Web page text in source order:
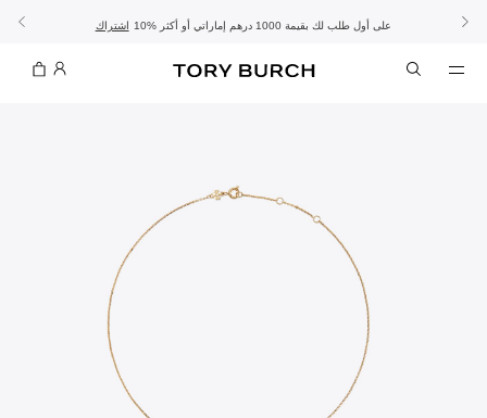
الموسم الجديد: إطلالات العملتسوّقي التشكيلة تشكيلة عيد الأضحىتسوقي اشتراك 10% على أول طلب لك بقيمة 1000 درهم إماراتي أو أكثر تفاصيل - الشحن المجاني تفاصيل - تسوق الآن واستلم في المتجر